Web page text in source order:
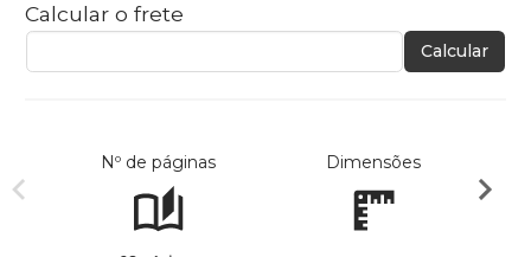
Calcular o frete
Calcular
Nº de páginas Dimensões